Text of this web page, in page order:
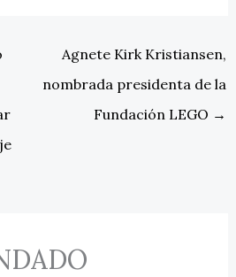
Agnete Kirk Kristiansen,
nombrada presidenta de la
Fundación LEGO →